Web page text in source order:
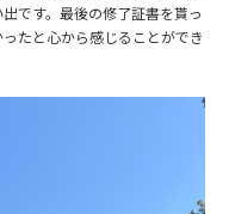
です。最後の修了証書を貰っ
たと心から感じることができ